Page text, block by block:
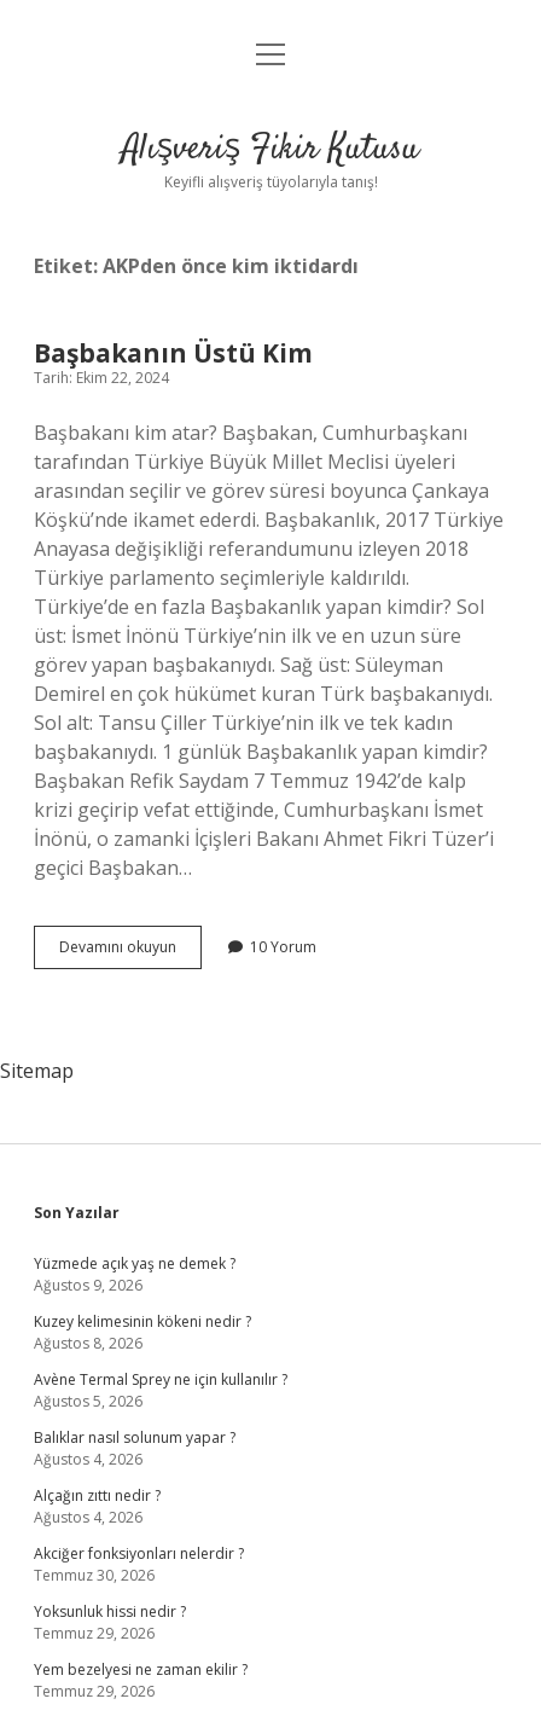
Anasayfa
Yasal Uyarı
menüyü
Alışveriş Fikir Kutusu
Keyifli alışveriş tüyolarıyla tanış!
Etiket:AKPden önce kim iktidardı
Başbakanın Üstü Kim
Tarih: Ekim 22, 2024
Başbakanı kim atar? Başbakan, Cumhurbaşkanı
tarafından Türkiye Büyük Millet Meclisi üyeleri
arasından seçilir ve görev süresi boyunca Çankaya
Köşkü’nde ikamet ederdi. Başbakanlık, 2017 Türkiye
Anayasa değişikliği referandumunu izleyen 2018
Türkiye parlamento seçimleriyle kaldırıldı.
Türkiye’de en fazla Başbakanlık yapan kimdir? Sol
üst: İsmet İnönü Türkiye’nin ilk ve en uzun süre
görev yapan başbakanıydı. Sağ üst: Süleyman
Demirel en çok hükümet kuran Türk başbakanıydı.
Sol alt: Tansu Çiller Türkiye’nin ilk ve tek kadın
başbakanıydı. 1 günlük Başbakanlık yapan kimdir?
Başbakan Refik Saydam 7 Temmuz 1942’de kalp
krizi geçirip vefat ettiğinde, Cumhurbaşkanı İsmet
İnönü, o zamanki İçişleri Bakanı Ahmet Fikri Tüzer’i
geçici Başbakan…
Devamını okuyun Başbakanın
Üstü
10 Yorum
Sitemap
Sidebar
Son Yazılar
Yüzmede açık yaş ne demek ?
Ağustos 9, 2026
Kuzey kelimesinin kökeni nedir ?
Ağustos 8, 2026
Avène Termal Sprey ne için kullanılır ?
Ağustos 5, 2026
Balıklar nasıl solunum yapar ?
Ağustos 4, 2026
Alçağın zıttı nedir ?
Ağustos 4, 2026
Akciğer fonksiyonları nelerdir ?
Temmuz 30, 2026
Yoksunluk hissi nedir ?
Temmuz 29, 2026
Yem bezelyesi ne zaman ekilir ?
Temmuz 29, 2026